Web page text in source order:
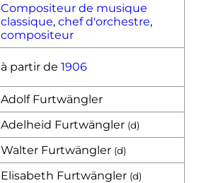
Compositeur de musique
classique, chef d'orchestre,
compositeur
à partir de 1906
Adolf Furtwängler
Adelheid Furtwängler (d)
Walter Furtwängler (d)
Elisabeth Furtwängler (d)